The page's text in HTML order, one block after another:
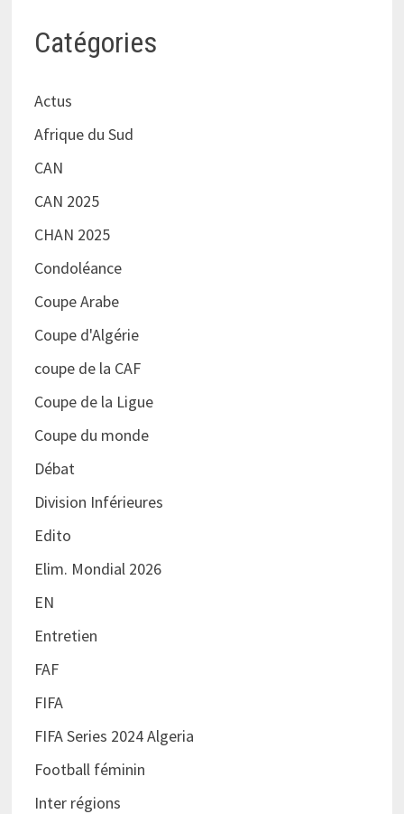
Catégories
Actus
Afrique du Sud
CAN
CAN 2025
CHAN 2025
Condoléance
Coupe Arabe
Coupe d'Algérie
coupe de la CAF
Coupe de la Ligue
Coupe du monde
Débat
Division Inférieures
Edito
Elim. Mondial 2026
EN
Entretien
FAF
FIFA
FIFA Series 2024 Algeria
Football féminin
Inter régions